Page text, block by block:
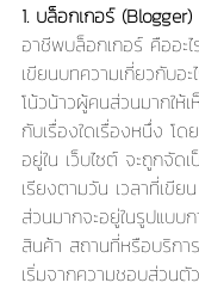
1. บล็อกเกอร์ (Blogger)
อาชีพบล็อกเกอร์ คืออะ
เขียนบทความเกี่ยวกับอ
โน้วน้าวผู้คนส่วนมากให้
กับเรื่องใดเรื่องหนึ่ง โ
อยู่ใน เว็บไซต์ จะถูกจัด
เรียงตามวัน เวลาที่เขี
ส่วนมากจะอยู่ในรูปแบบ
สินค้า สถานที่หรือบริกา
เริ่มจากความชอบส่วนตัว